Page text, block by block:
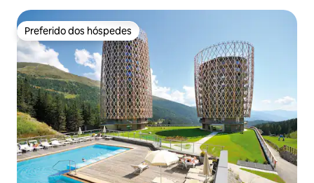
Preferido dos hóspedes
Preferido dos hóspedes